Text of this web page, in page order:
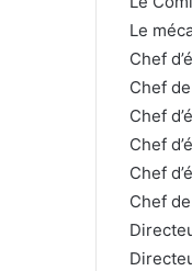
Le
Chef
Chef
Chef
Chef
Chef
Chef